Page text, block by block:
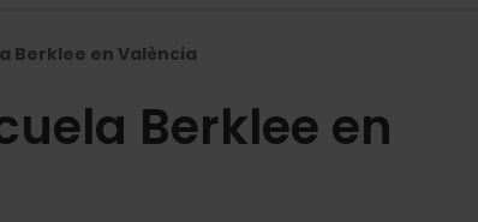
Berklee en València
Berklee en